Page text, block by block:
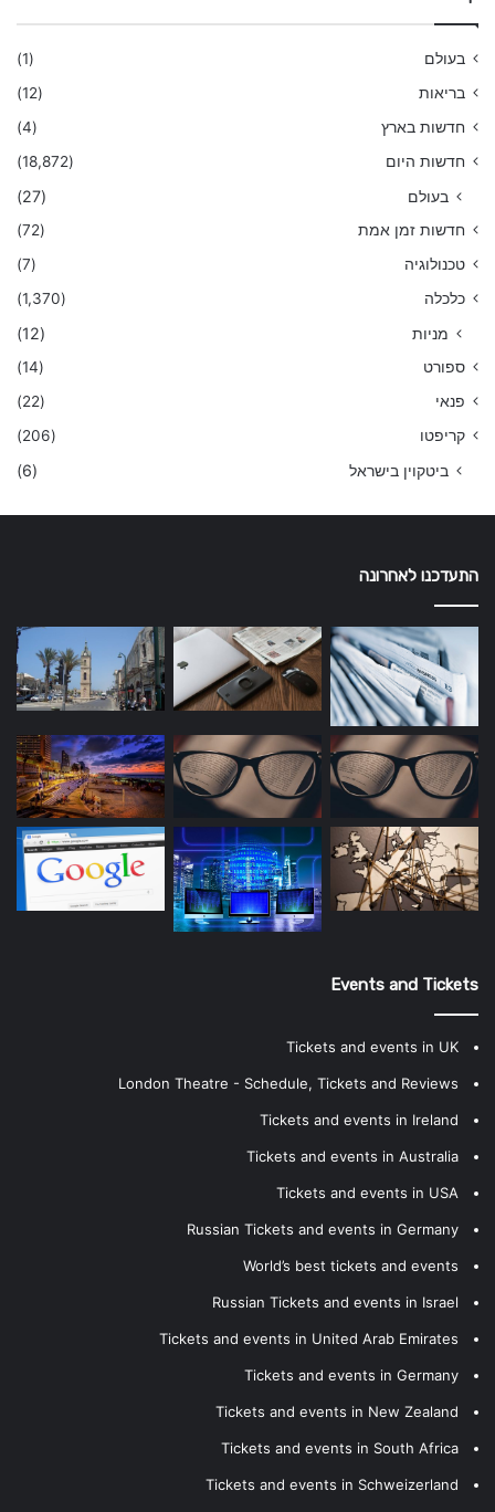
בעולם
(1)
בריאות
(12)
חדשות בארץ
(4)
חדשות היום
(18,872)
בעולם (27)
חדשות זמן אמת
(72)
טכנולוגיה
(7)
כלכלה
(1,370)
מניות (12)
ספורט
(14)
פנאי
(22)
קריפטו
(206)
ביטקוין בישראל (6)
התעדכנו לאחרונה
Events and Tickets
Tickets and events in UK
London Theatre - Schedule, Tickets and Reviews
Tickets and events in Ireland
Tickets and events in Australia
Tickets and events in USA
Russian Tickets and events in Germany
World’s best tickets and events
Russian Tickets and events in Israel
Tickets and events in United Arab Emirates
Tickets and events in Germany
Tickets and events in New Zealand
Tickets and events in South Africa
Tickets and events in Schweizerland